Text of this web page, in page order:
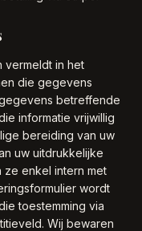
vermeldt in het
die gegevens
betreffende
informatie vrijwillig
bereiding van uw
uw uitdrukkelijke
ze enkel intern met
wordt
toestemming via
Wij bewaren